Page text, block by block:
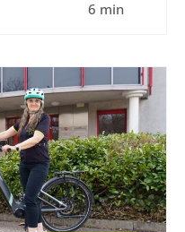
6 min